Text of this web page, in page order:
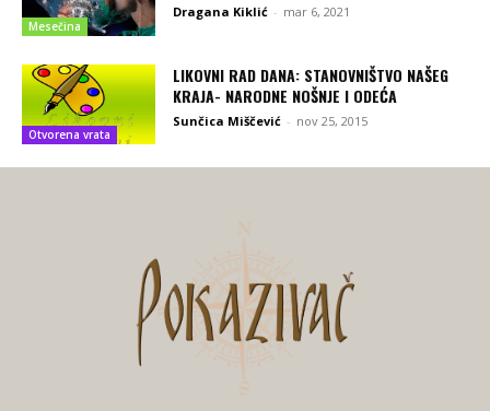
Mesečina
Dragana Kiklić - mar 6, 2021
Otvorena vrata
LIKOVNI RAD DANA: STANOVNIŠTVO NAŠEG
KRAJA- NARODNE NOŠNJE I ODEĆA
Sunčica Miščević - nov 25, 2015